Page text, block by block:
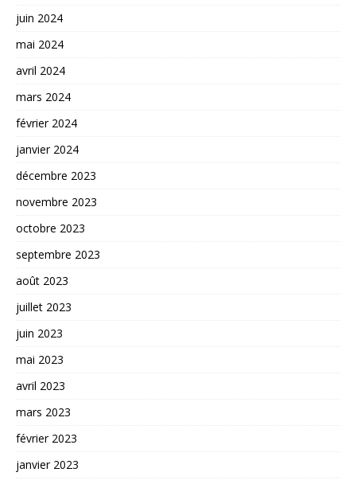
juin 2024
mai 2024
avril 2024
mars 2024
février 2024
janvier 2024
décembre 2023
novembre 2023
octobre 2023
septembre 2023
août 2023
juillet 2023
juin 2023
mai 2023
avril 2023
mars 2023
février 2023
janvier 2023